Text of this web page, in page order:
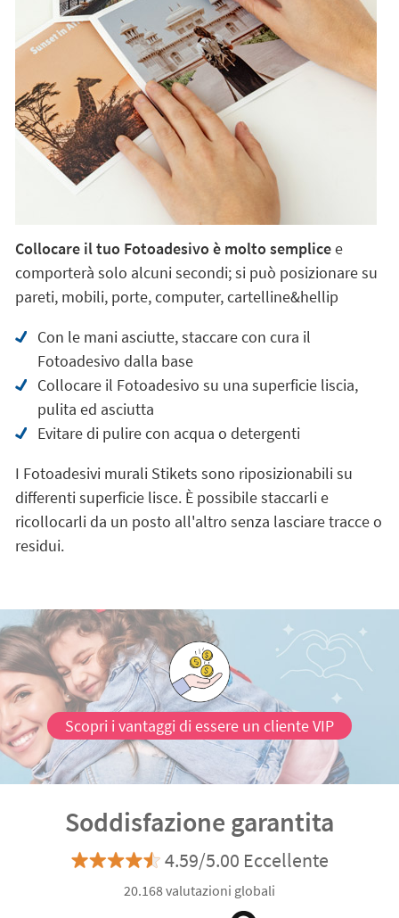
Collocare il tuo Fotoadesivo è molto semplicee
comporterà solo alcuni secondi; si può posizionare su
pareti, mobili, porte, computer, cartelline&hellip
Con le mani asciutte, staccare con cura il
Fotoadesivo dalla base
Collocare il Fotoadesivo su una superficie liscia,
pulita ed asciutta
Evitare di pulire con acqua o detergenti
I Fotoadesivi murali Stikets sono riposizionabili su
differenti superficie lisce. È possibile staccarli e
ricollocarli da un posto all'altro senza lasciare tracce o
residui.
Scopri i vantaggi di essere un cliente VIP
Soddisfazione garantita
4.59/5.00 Eccellente
20.168 valutazioni globali